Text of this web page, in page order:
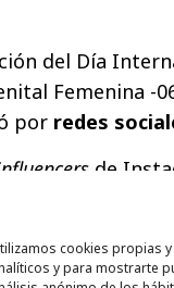
cookies propias
y para mostrarte
del Día
Femenina -
por redes
de
Guerrero,
entre